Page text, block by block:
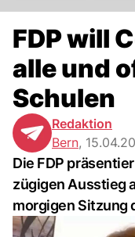
FDP will
alle und
Schulen
Redaktion
Bern,
Die FDP
zügigen Ausstieg
morgigen Sitzung